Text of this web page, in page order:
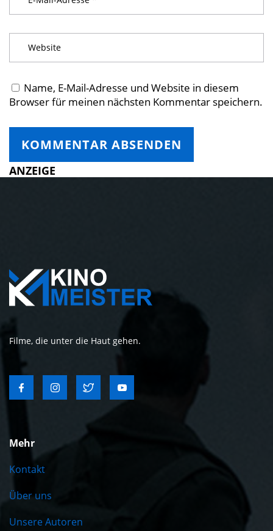
Name, E-Mail-Adresse und Website in diesem
Browser für meinen nächsten Kommentar speichern.
ANZEIGE
Filme, die unter die Haut gehen.
Mehr
Kontakt
Über uns
Unsere Autoren